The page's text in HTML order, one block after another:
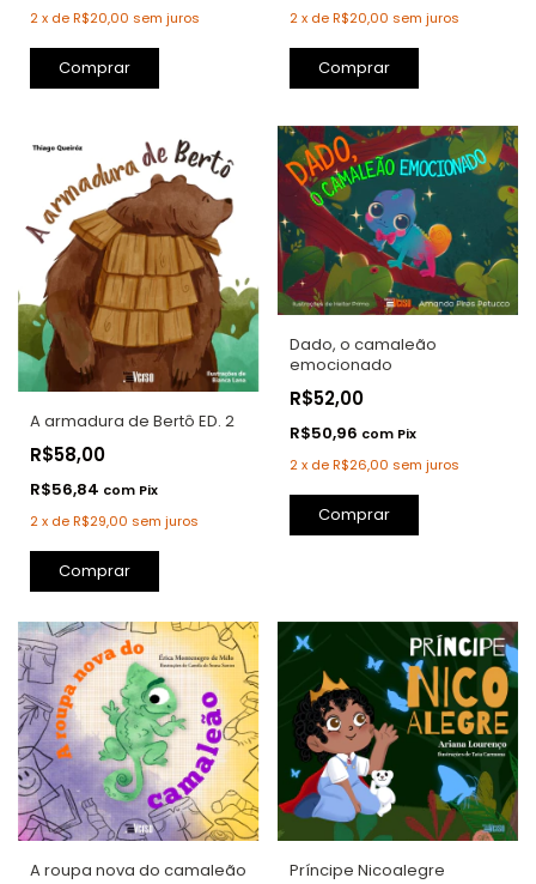
2x deR$20,00 sem juros
2 x deR$20,00 sem juros
Comprar
A armadura de Bertô ED. 2
R$58,00
R$56,84 com Pix
2x deR$29,00 sem juros
Comprar
Dado, o camaleão
emocionado
R$52,00
R$50,96 com Pix
2 x deR$26,00 sem juros
Comprar
A roupa nova do camaleão Príncipe Nicoalegre